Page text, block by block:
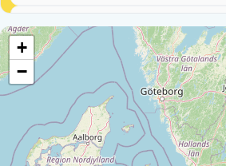
VESTERGADE 20D, 4600
NYKØBING
STORE KIRKESTRÆDE 7,
DENMARK
KLINIKKER
BALLERUP
CENTRUMGADEN 1, 2750
DENMARK
+
−